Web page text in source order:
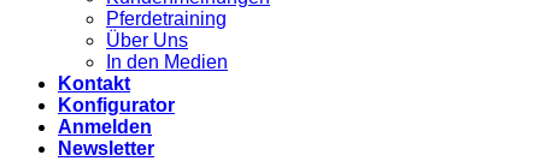
Pferdetraining
Über Uns
In den Medien
Kontakt
Konfigurator
Anmelden
Newsletter